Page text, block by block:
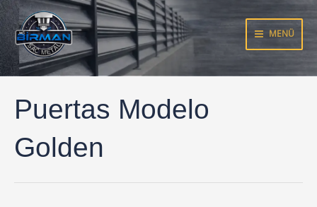
Ir
al
contenido
MENÜ
Puertas Modelo
Golden